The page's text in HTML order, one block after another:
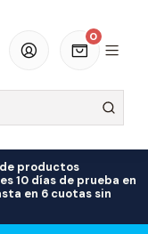
0
de productos
10 días de prueba en
en 6 cuotas sin